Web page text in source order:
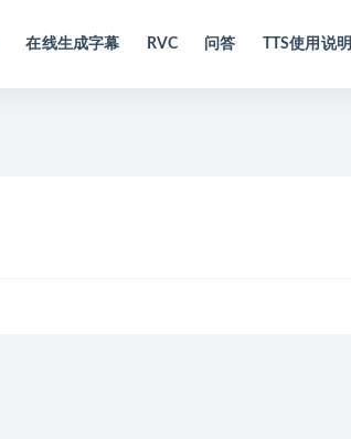
在线生成字幕 RVC 问答 TTS使用说明